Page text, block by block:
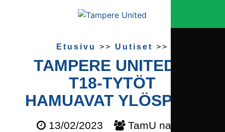
Etusivu >> Uutiset >>
TAMPERE UNITEDIN
T18-TYTÖT
HAMUAVAT YLÖSPÄIN
13/02/2023
TamU naiset